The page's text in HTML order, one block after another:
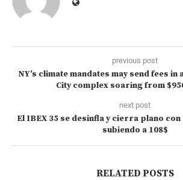
previous post
NY’s climate mandates may send fees
City complex soaring from
next post
El IBEX 35 se desinfla y cierra plano
subiendo a 108$
RELATED POSTS